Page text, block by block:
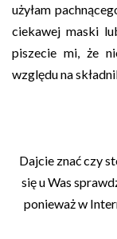
użyłam
ciekawej maski
piszecie mi, że
względu na
Dajcie znać czy
się u Was
ponieważ w